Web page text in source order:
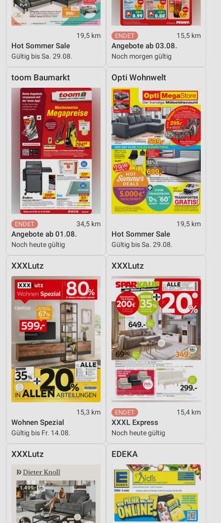
19,5 km
Hot Sommer Sale
Gültig bis Sa. 29.08.
15,5 km
Angebote ab 03.08.
Noch morgen gültig
toom Baumarkt
34,5 km
Angebote ab 01.08.
Noch heute gültig
Opti Wohnwelt
19,5 km
Hot Sommer Sale
Gültig bis Sa. 29.08.
XXXLutz
15,3 km
Wohnen Spezial
Gültig bis Fr. 14.08.
XXXLutz
15,4 km
XXXL Express
Noch heute gültig
XXXLutz EDEKA